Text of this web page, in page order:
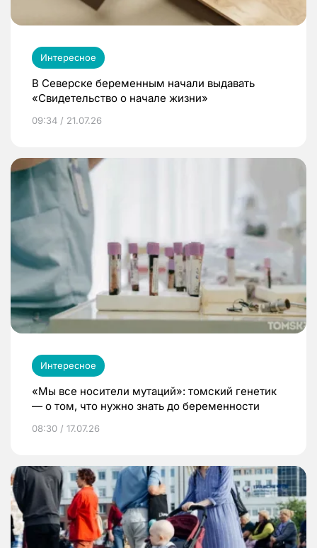
Интересное
В Северске беременным начали выдавать
«Свидетельство о начале жизни»
09:34 / 21.07.26
Интересное
«Мы все носители мутаций»: томский генетик
— о том, что нужно знать до беременности
08:30 / 17.07.26